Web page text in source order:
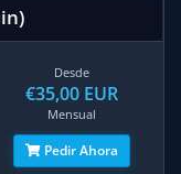
Desde
€35,00 EUR
Mensual
Pedir Ahora